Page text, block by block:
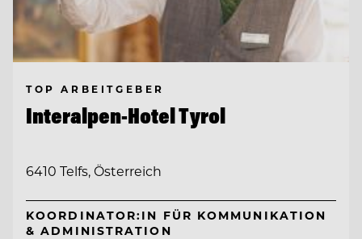
TOP ARBEITGEBER
Interalpen-Hotel Tyrol
6410 Telfs, Österreich
KOORDINATOR:IN FÜR KOMMUNIKATION
& ADMINISTRATION